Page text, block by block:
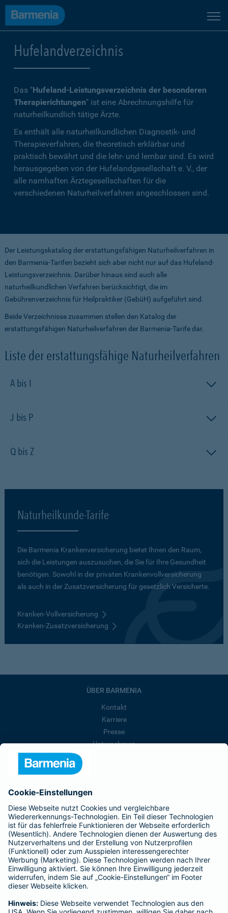
Hufelandverzeichnis
Das "Hufeland-Leistungsverzeichnis der besonderen
Therapierichtungen" ist eine Abrechnungshilfe für
naturheilkundlich tätige Ärzte.
Es enthält alle naturheilkundlichen Diagnostik- und
Therapieverfahren, die theoretisch erklärbar und
praktisch bewährt und die lehr- und lernbar sind. Es wird
herausgegeben von der Hufelandgesellschaft e. V., der
alle namhaften Ärztegesellschaften für die
verschiedenen Naturheilverfahren angeschlossen sind.
Der Leistungskatalog der erstattungsfähigen Naturheilverfahren in
den Barmenia-Tarifen bezieht sich aber nicht nur auf das Hufeland-
Leistungsver­zeichnis. Darüber hinaus sind auch alle
naturheilkundlichen Verfahren berücksichtigt, die im
Gebührenverzeichnis für Heilpraktiker (GebüH) aufgeführt sind.
Beide Verzeichnisse zusammen stellen den Katalog der
erstattungsfähigen Naturheilverfahren der Barmenia-Tarife dar.
Liste der erstattungsfähige Naturheilverfahren
A bis I
J bis P
Q bis Z
Naturheilkunde-Tarife
Die Barmenia Krankenversicherung bietet Ihnen den Raum,
sich die Leistungen auszusuchen, die Sie für Ihre Gesundheit
benötigen. Sowohl in der privaten Krankenvollversicherung
als auch in der Zusatzversicherung für gesetzlich Versicherte.
Kranken-Vollversicherung
Kranken-Zusatzversicherung
ÜBER BARMENIA
Kontakt
Karriere
Presse
Unternehmen
Affiliate-Partner werden
Kranken-Zusatzversicherung
Tierversicherungen
Haftpflichtversicherung
Hausratversicherung
SERVICE
Schaden melden